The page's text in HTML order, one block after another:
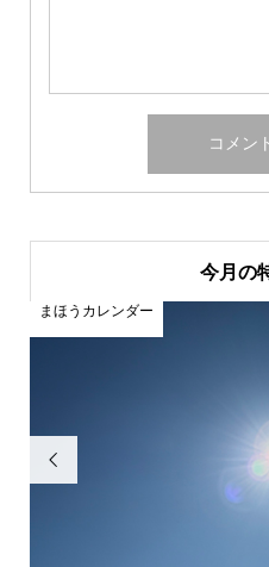
今月の

まほうカレンダー